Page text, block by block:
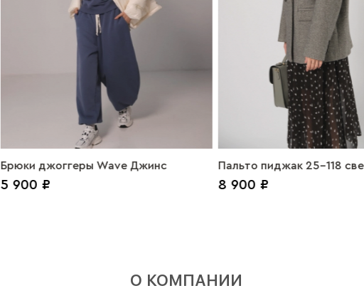
Брюки джоггеры Wave Джинс
5 900 ₽
Пальто пиджак 25-118
8 900 ₽
О КОМПАНИИ